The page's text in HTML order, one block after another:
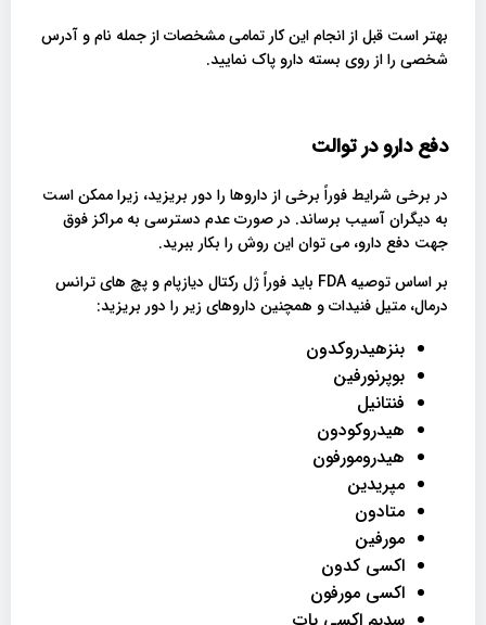
بهتر است قبل از انجام این کار تمامی مشخصات از جمله نام و آدرس
شخصی را از روی بسته دارو پاک نمایید.
دفع دارو در توالت
در برخی شرایط فوراً برخی از داروها را دور بریزید، زیرا ممکن است
به دیگران آسیب برساند. در صورت عدم دسترسی به مراکز فوق
جهت دفع دارو، می توان این روش را بکار ببرید.
بر اساس توصیه FDA باید فوراً ژل رکتال دیازپام و پچ های ترانس
درمال، متیل فنیدات و همچنین داروهای زیر را دور بریزید:
بنزهیدروکدون
بوپرنورفین
فنتانیل
هیدروکودون
هیدرومورفون
مپریدین
متادون
مورفین
اکسی کدون
اکسی مورفون